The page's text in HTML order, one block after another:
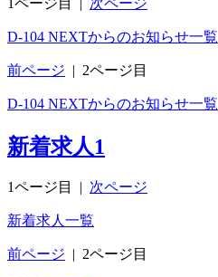
D-104 NEXTからのお知らせ一覧
前ページ | 2ページ目
D-104 NEXTからのお知らせ一覧
新着求人1
1ページ目 次ページ
新着求人一覧
前ページ 2ページ目